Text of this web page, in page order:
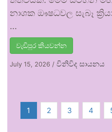
නාශක ඖෂධවල සැබෑ
…
වැඩිපුර කියවන්න
July 15, 2026 / විනිවිද සායනය
1 2 3 4